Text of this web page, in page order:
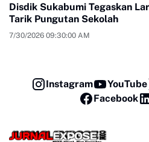
Disdik Sukabumi Tegaskan
Tarik Pungutan Sekolah
7/30/2026 09:30:00 AM
Instagram YouTube
Facebook